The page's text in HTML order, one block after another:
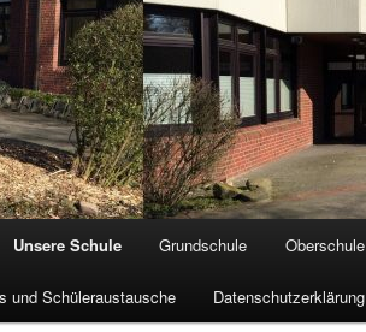
Unsere Schule Grundschule Oberschule
und Schüleraustausche Datenschutzerklärung